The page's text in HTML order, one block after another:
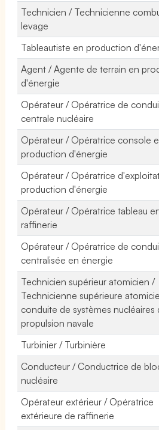
Technicien / Technicienne
levage
Tableautiste en production
Agent / Agente de terrain en
d'énergie
Opérateur / Opératrice de
centrale nucléaire
Opérateur / Opératrice console
production d'énergie
Opérateur / Opératrice
production d'énergie
Opérateur / Opératrice tableau
raffinerie
Opérateur / Opératrice de
centralisée en énergie
Technicien supérieur atomicien /
Technicienne supérieure
conduite de systèmes nucléaires
propulsion navale
Turbinier / Turbinière
Conducteur / Conductrice de
nucléaire
Opérateur extérieur / Opératrice
extérieure de raffinerie